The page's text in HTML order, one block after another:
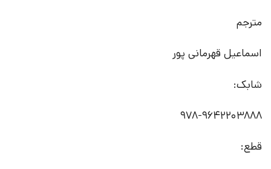
مترجم
اسماعیل قهرمانی پور
شابک:
978-9642203888
قطع: